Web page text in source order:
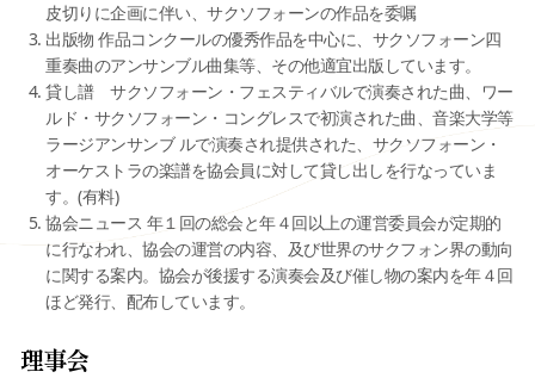
皮切りに企画に伴い、サクソフォーンの作品を委嘱
出版物 作品コンクールの優秀作品を中心に、サクソフォーン四
重奏曲のアンサンブル曲集等、その他適宜出版しています。
貸し譜 サクソフォーン・フェスティバルで演奏された曲、ワー
ルド・サクソフォーン・コングレスで初演された曲、音楽大学等
ラージアンサンブ ルで演奏され提供された、サクソフォーン・
オーケストラの楽譜を協会員に対して貸し出しを行なっていま
す。(有料)
協会ニュース 年１回の総会と年４回以上の運営委員会が定期的
に行なわれ、協会の運営の内容、及び世界のサクフォン界の動向
に関する案内。協会が後援する演奏会及び催し物の案内を年４回
ほど発行、配布しています。
理事会